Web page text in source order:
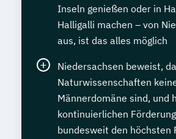
Inseln genießen oder in
Halligalli machen – von
aus, ist das alles möglich
Niedersachsen beweist,
Naturwissenschaften
Männerdomäne sind, und
kontinuierlichen
bundesweit den höchsten